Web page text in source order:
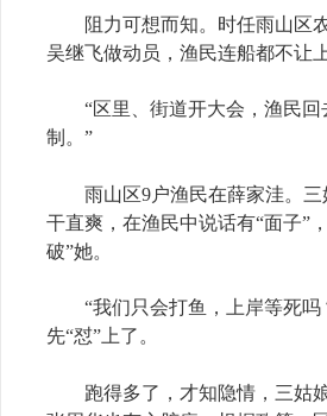
阻力可想而知。时任雨山区
吴继飞做动员，渔民连船都不让上
“区里、街道开大会，渔民回
制。”
雨山区9户渔民在薛家洼。三
干直爽，在渔民中说话有“面子”
破”她。
“我们只会打鱼，上岸等死吗
先“怼”上了。
跑得多了，才知隐情，三姑娘